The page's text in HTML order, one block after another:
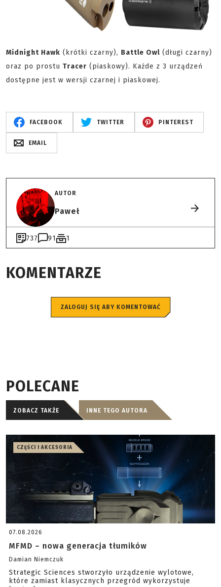
Midnight Hawk (krótki czarny), Battle Owl (długi czarny)
oraz po prostu Tracer (piaskowy). Każde z 3 urządzeń
dostępne jest w wersji czarnej i piaskowej.
FACEBOOK TWITTER PINTEREST
EMAIL
AUTOR
Paweł
737 91 1
KOMENTARZE
ZALOGUJ SIĘ ABY KOMENTOWAĆ
POLECANE
ZOBACZ TAKŻE INNE TEGO AUTORA
CZĘŚCI I AKCESORIA
07.08.2026
MFMD – nowa generacja tłumików
Damian Niemczuk
Strategic Sciences stworzyło urządzenie wylotowe,
które zamiast klasycznych przegród wykorzystuje